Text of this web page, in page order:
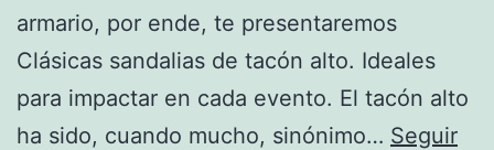
armario, por ende, te presentaremos
Clásicas sandalias de tacón alto. Ideales
para impactar en cada evento. El tacón alto
ha sido, cuando mucho, sinónimo… Seguir